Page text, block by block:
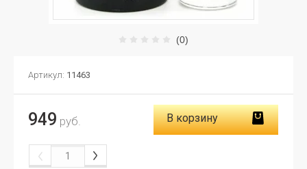
(0)
Артикул: 11463
949 руб. В корзину